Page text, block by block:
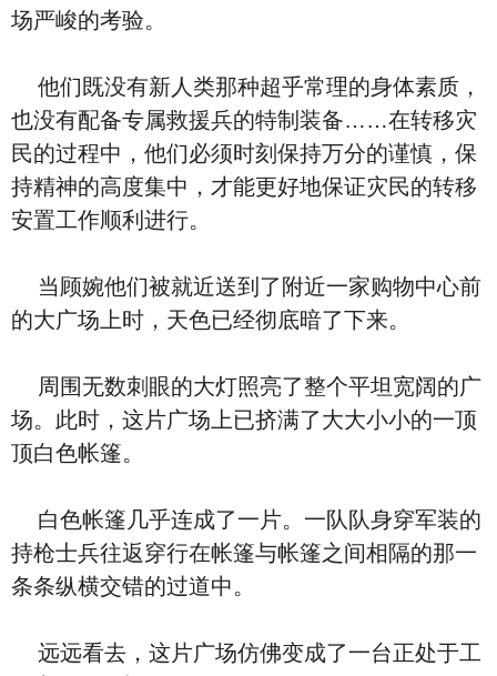
场严峻的考验。
他们既没有新人类那种超乎常理的身体素质，
也没有配备专属救援兵的特制装备……在转移灾
民的过程中，他们必须时刻保持万分的谨慎，保
持精神的高度集中，才能更好地保证灾民的转移
安置工作顺利进行。
当顾婉他们被就近送到了附近一家购物中心前
的大广场上时，天色已经彻底暗了下来。
周围无数刺眼的大灯照亮了整个平坦宽阔的广
场。此时，这片广场上已挤满了大大小小的一顶
顶白色帐篷。
白色帐篷几乎连成了一片。一队队身穿军装的
持枪士兵往返穿行在帐篷与帐篷之间相隔的那一
条条纵横交错的过道中。
远远看去，这片广场仿佛变成了一台正处于工